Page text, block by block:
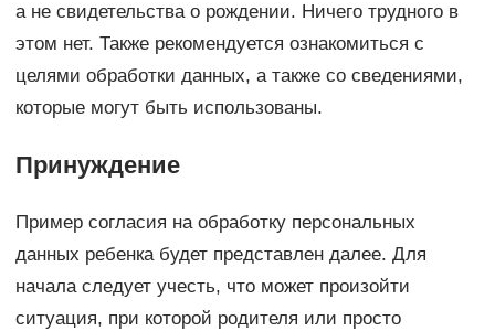
а не свидетельства о рождении. Ничего трудного в
этом нет. Также рекомендуется ознакомиться с
целями обработки данных, а также со сведениями,
которые могут быть использованы.
Принуждение
Пример согласия на обработку персональных
данных ребенка будет представлен далее. Для
начала следует учесть, что может произойти
ситуация, при которой родителя или просто